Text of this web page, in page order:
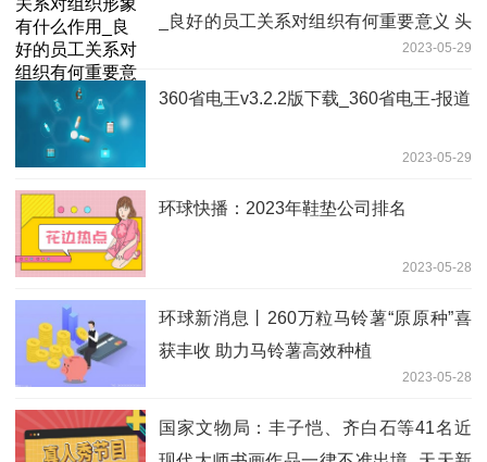
_良好的员工关系对组织有何重要意义 头
2023-05-29
360省电王v3.2.2版下载_360省电王-报道
2023-05-29
环球快播：2023年鞋垫公司排名
2023-05-28
环球新消息丨260万粒马铃薯“原原种”喜
获丰收 助力马铃薯高效种植
2023-05-28
国家文物局：丰子恺、齐白石等41名近